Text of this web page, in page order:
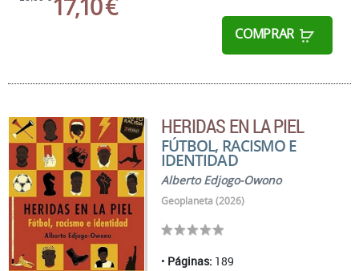
COMPRAR
HERIDAS EN LA PIEL
FÚTBOL, RACISMO E
IDENTIDAD
Alberto Edjogo-Owono
Geoplaneta (2026)
Páginas: 189